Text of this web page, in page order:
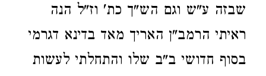
שבזה ע"ש וגם הש"ך כת' וז"ל הנה
ראיתי הרמב"ן האריך מאד בדינא דגרמי
בסוף חדושי ב"ב שלו והתחלתי לעשות